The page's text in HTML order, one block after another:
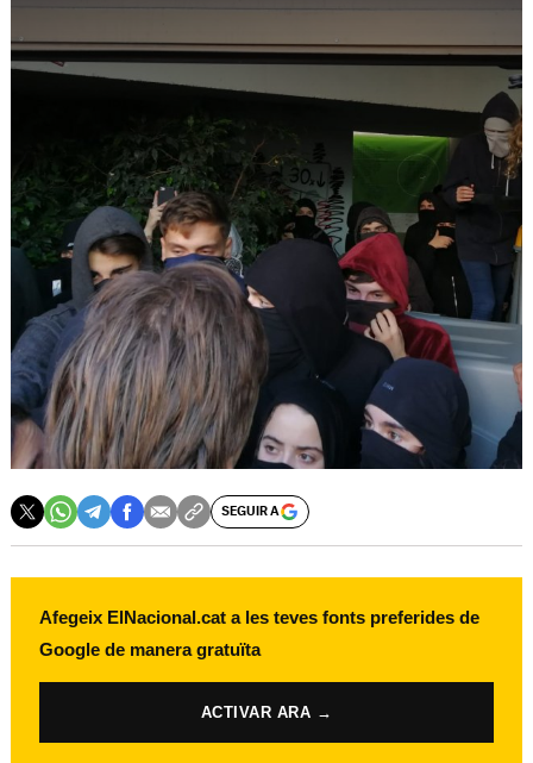
SEGUIR A
Afegeix ElNacional.cat a les teves fonts preferides de
Google de manera gratuïta
ACTIVAR ARA →